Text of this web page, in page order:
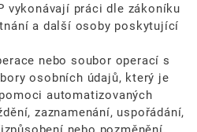
vykonávají práci dle zákoníku
a další osoby poskytující
nebo soubor operací s
osobních údajů, který je
automatizovaných
zaznamenání, uspořádání,